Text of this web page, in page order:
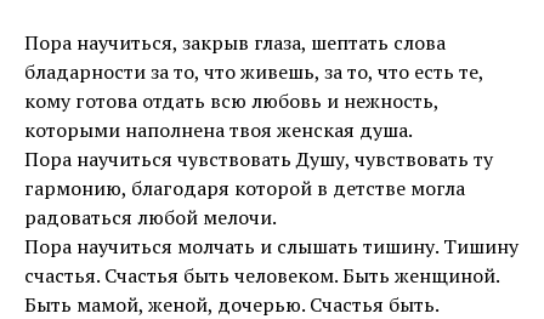
Пора научиться, закрыв глаза, шептать слова
бладарности за то, что живешь, за то, что есть те,
кому готова отдать всю любовь и нежность,
которыми наполнена твоя женская душа.
Пора научиться чувствовать Душу, чувствовать ту
гармонию, благодаря которой в детстве могла
радоваться любой мелочи.
Пора научиться молчать и слышать тишину. Тишину
счастья. Счастья быть человеком. Быть женщиной.
Быть мамой, женой, дочерью. Счастья быть.